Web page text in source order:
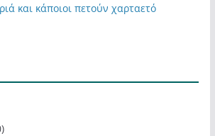
και κάποιοι πετούν χαρταετό